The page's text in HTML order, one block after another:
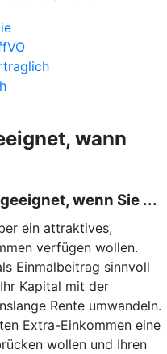
wann
wenn Sie ...
ein attraktives,
verfügen wollen.
Einmalbeitrag sinnvoll
Kapital mit der
Rente umwandeln.
Extra-Einkommen eine
wollen und Ihren